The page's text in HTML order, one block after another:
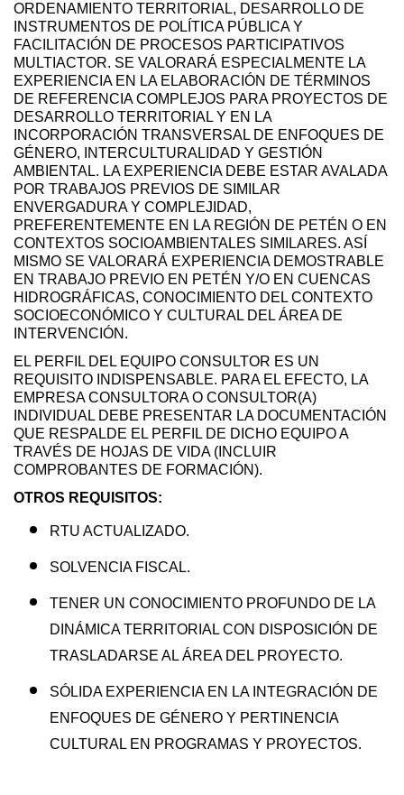
ORDENAMIENTO TERRITORIAL, DESARROLLO DE
INSTRUMENTOS DE POLÍTICA PÚBLICA Y
FACILITACIÓN DE PROCESOS PARTICIPATIVOS
MULTIACTOR. SE VALORARÁ ESPECIALMENTE LA
EXPERIENCIA EN LA ELABORACIÓN DE TÉRMINOS
DE REFERENCIA COMPLEJOS PARA PROYECTOS DE
DESARROLLO TERRITORIAL Y EN LA
INCORPORACIÓN TRANSVERSAL DE ENFOQUES DE
GÉNERO, INTERCULTURALIDAD Y GESTIÓN
AMBIENTAL. LA EXPERIENCIA DEBE ESTAR AVALADA
POR TRABAJOS PREVIOS DE SIMILAR
ENVERGADURA Y COMPLEJIDAD,
PREFERENTEMENTE EN LA REGIÓN DE PETÉN O EN
CONTEXTOS SOCIOAMBIENTALES SIMILARES. ASÍ
MISMO SE VALORARÁ EXPERIENCIA DEMOSTRABLE
EN TRABAJO PREVIO EN PETÉN Y/O EN CUENCAS
HIDROGRÁFICAS, CONOCIMIENTO DEL CONTEXTO
SOCIOECONÓMICO Y CULTURAL DEL ÁREA DE
INTERVENCIÓN.
EL PERFIL DEL EQUIPO CONSULTOR ES UN
REQUISITO INDISPENSABLE. PARA EL EFECTO, LA
EMPRESA CONSULTORA O CONSULTOR(A)
INDIVIDUAL DEBE PRESENTAR LA DOCUMENTACIÓN
QUE RESPALDE EL PERFIL DE DICHO EQUIPO A
TRAVÉS DE HOJAS DE VIDA (INCLUIR
COMPROBANTES DE FORMACIÓN).
OTROS REQUISITOS:
RTU ACTUALIZADO.
SOLVENCIA FISCAL.
TENER UN CONOCIMIENTO PROFUNDO DE LA
DINÁMICA TERRITORIAL CON DISPOSICIÓN DE
TRASLADARSE AL ÁREA DEL PROYECTO.
SÓLIDA EXPERIENCIA EN LA INTEGRACIÓN DE
ENFOQUES DE GÉNERO Y PERTINENCIA
CULTURAL EN PROGRAMAS Y PROYECTOS.